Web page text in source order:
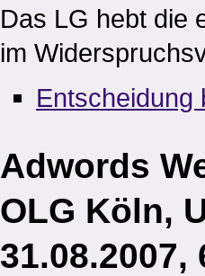
Das LG hebt die
im
Entscheidung
Adwords
OLG Köln,
31.08.2007,